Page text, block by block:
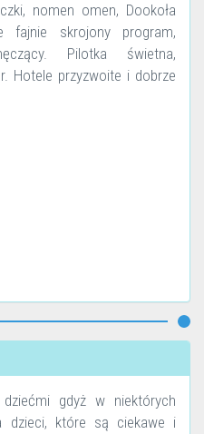
nomen omen, Dookoła
fajnie skrojony program,
Pilotka świetna,
Hotele przyzwoite i dobrze
gdyż w niektórych
dzieci, które są ciekawe i